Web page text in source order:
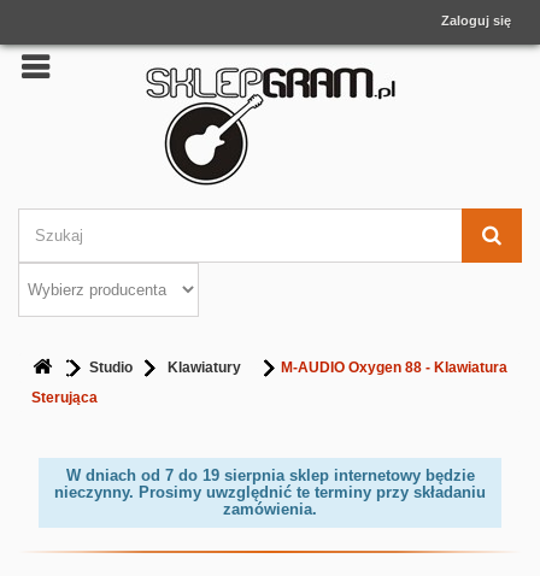
Zaloguj się
Studio Klawiatury
M-AUDIO Oxygen 88 - Klawiatura
Sterująca
W dniach od 7 do 19 sierpnia sklep internetowy będzie
nieczynny. Prosimy uwzględnić te terminy przy składaniu
zamówienia.